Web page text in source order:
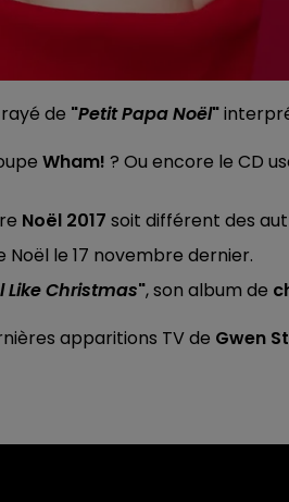
de "Petit Papa Noël"
Wham! ? Ou encore le CD
Noël 2017 soit différent des
Noël le 17 novembre dernier.
Like Christmas", son album de
apparitions TV de Gwen